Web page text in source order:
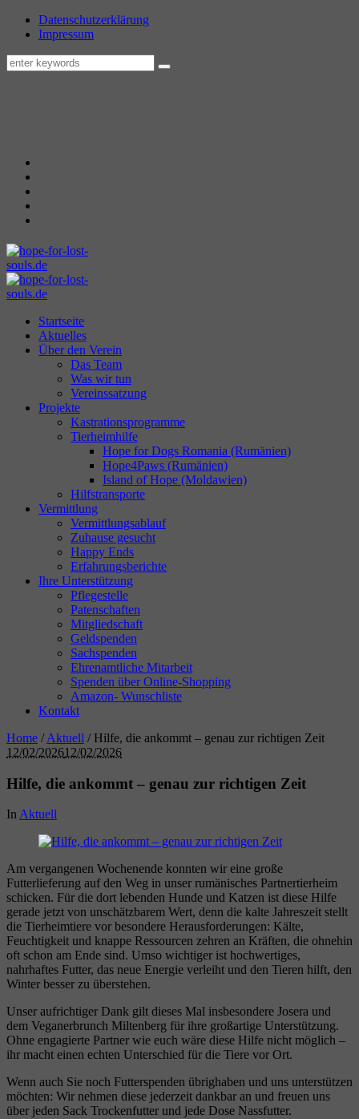
Datenschutzerklärung
Impressum
Startseite
Aktuelles
Über den Verein
Das Team
Was wir tun
Vereinssatzung
Projekte
Kastrationsprogramme
Tierheimhilfe
Hope for Dogs Romania (Rumänien)
Hope4Paws (Rumänien)
Island of Hope (Moldawien)
Hilfstransporte
Vermittlung
Vermittlungsablauf
Zuhause gesucht
Happy Ends
Erfahrungsberichte
Ihre Unterstützung
Pflegestelle
Patenschaften
Mitgliedschaft
Geldspenden
Sachspenden
Ehrenamtliche Mitarbeit
Spenden über Online-Shopping
Amazon- Wunschliste
Kontakt
Home /Aktuell / Hilfe, die ankommt – genau zur richtigen Zeit
12/02/202612/02/2026
Hilfe, die ankommt – genau zur richtigen Zeit
InAktuell
Am vergangenen Wochenende konnten wir eine große
Futterlieferung auf den Weg in unser rumänisches Partnertierheim
schicken. Für die dort lebenden Hunde und Katzen ist diese Hilfe
gerade jetzt von unschätzbarem Wert, denn die kalte Jahreszeit stellt
die Tierheimtiere vor besondere Herausforderungen: Kälte,
Feuchtigkeit und knappe Ressourcen zehren an Kräften, die ohnehin
oft schon am Ende sind. Umso wichtiger ist hochwertiges,
nahrhaftes Futter, das neue Energie verleiht und den Tieren hilft, den
Winter besser zu überstehen.
Unser aufrichtiger Dank gilt dieses Mal insbesondere Josera und
dem Veganerbrunch Miltenberg für ihre großartige Unterstützung.
Ohne engagierte Partner wie euch wäre diese Hilfe nicht möglich –
ihr macht einen echten Unterschied für die Tiere vor Ort.
Wenn auch Sie noch Futterspenden übrighaben und uns unterstützen
möchten: Wir nehmen diese jederzeit dankbar an und freuen uns
über jeden Sack Trockenfutter und jede Dose Nassfutter.